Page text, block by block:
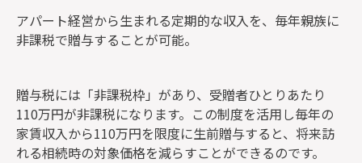
アパート経営から生まれる定期的な収入を、毎年親族に
非課税で贈与することが可能。
贈与税には 「非課税枠」があり、受贈者ひとりあたり
110万円が非課税になります。この制度を活用し毎年の
家賃収入から110万円を限度に生前贈与すると、将来訪
れる相続時の対象価格を減らすことができるのです。